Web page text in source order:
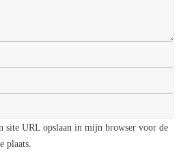
site URL opslaan in mijn browser voor de
plaats.